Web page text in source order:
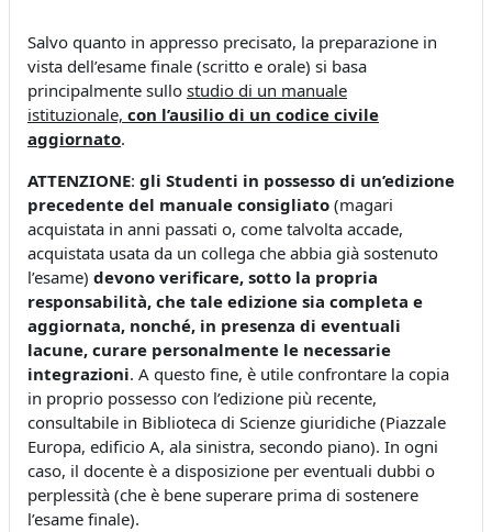
Salvo quanto in appresso precisato, la preparazione in
vista dell’esame finale (scritto e orale) si basa
principalmente sullo studio di un manuale
istituzionale, con l’ausilio di un codice civile
aggiornato.
ATTENZIONE: gli Studenti in possesso di un’edizione
precedente del manuale consigliato (magari
acquistata in anni passati o, come talvolta accade,
acquistata usata da un collega che abbia già sostenuto
l’esame) devono verificare, sotto la propria
responsabilità, che tale edizione sia completa e
aggiornata, nonché, in presenza di eventuali
lacune, curare personalmente le necessarie
integrazioni. A questo fine, è utile confrontare la copia
in proprio possesso con l’edizione più recente,
consultabile in Biblioteca di Scienze giuridiche (Piazzale
Europa, edificio A, ala sinistra, secondo piano). In ogni
caso, il docente è a disposizione per eventuali dubbi o
perplessità (che è bene superare prima di sostenere
l’esame finale).